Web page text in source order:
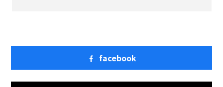
facebook